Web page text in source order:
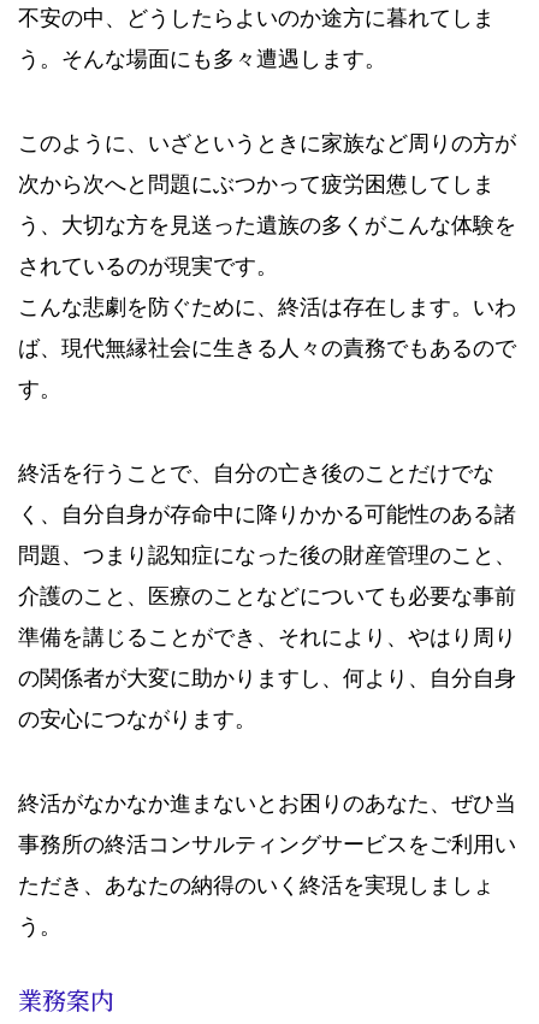
不安の中、どうしたらよいのか途方に暮れてしま
う。そんな場面にも多々遭遇します。
このように、いざというときに家族など周りの方が
次から次へと問題にぶつかって疲労困憊してしま
う、大切な方を見送った遺族の多くがこんな体験を
されているのが現実です。
こんな悲劇を防ぐために、終活は存在します。いわ
ば、現代無縁社会に生きる人々の責務でもあるので
す。
終活を行うことで、自分の亡き後のことだけでな
く、自分自身が存命中に降りかかる可能性のある諸
問題、つまり認知症になった後の財産管理のこと、
介護のこと、医療のことなどについても必要な事前
準備を講じることができ、それにより、やはり周り
の関係者が大変に助かりますし、何より、自分自身
の安心につながります。
終活がなかなか進まないとお困りのあなた、ぜひ当
事務所の終活コンサルティングサービスをご利用い
ただき、あなたの納得のいく終活を実現しましょ
う。
業務案内